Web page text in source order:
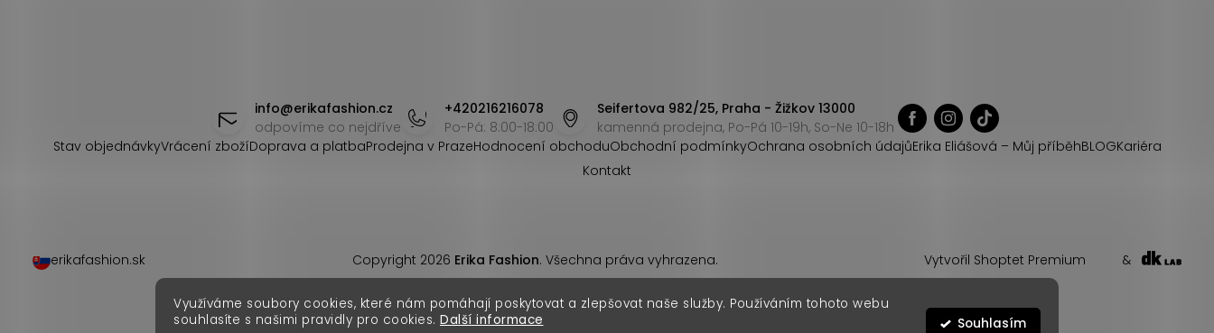
Využíváme soubory cookies, které nám pomáhají poskytovat a zlepšovat naše služby. Používáním tohoto webu
souhlasíte s našimi pravidly pro cookies. Další informace Souhlasím
info@erikafashion.cz
odpovíme co nejdříve
+420216216078
Po-Pá: 8:00-18:00
Seifertova 982/25, Praha - Žižkov 13000
kamenná prodejna, Po-Pá 10-19h, So-Ne 10-18h
Stav objednávkyVrácení zbožíDoprava a platbaProdejna v PrazeHodnocení obchoduObchodní podmínkyOchrana osobních údajůErika Eliášová – Můj příběhBLOGKariéra
Kontakt
Vytvořil Shoptet Premium &
Copyright 2026 Erika Fashion. Všechna práva vyhrazena.
erikafashion.sk